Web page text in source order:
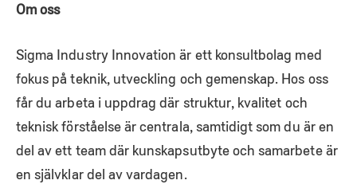
Om oss
Sigma Industry Innovation är ett konsultbolag med
fokus på teknik, utveckling och gemenskap. Hos oss
får du arbeta i uppdrag där struktur, kvalitet och
teknisk förståelse är centrala, samtidigt som du är en
del av ett team där kunskapsutbyte och samarbete är
en självklar del av vardagen.